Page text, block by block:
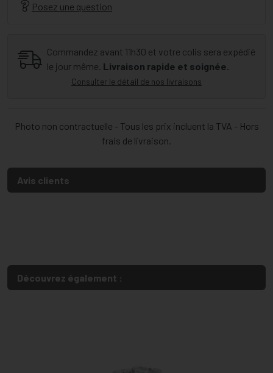
Posez une question
Commandez avant 11h30 et votre colis sera expédié
le jour même. Livraison rapide et soignée.
Consulter le détail de nos livraisons
Photo non contractuelle - Tous les prix incluent la TVA - Hors
frais de livraison.
Avis clients
Découvrez également :